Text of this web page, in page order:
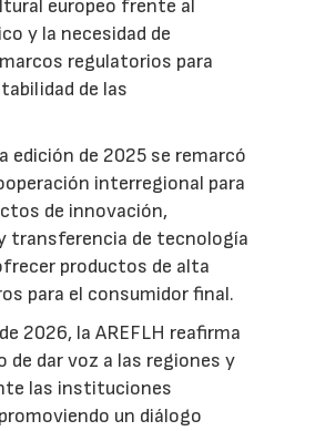
europeo frente al
y la necesidad de
regulatorios para
de las
edición de 2025 se remarcó
interregional para
de innovación,
transferencia de tecnología
productos de alta
para el consumidor final.
2026, la AREFLH reafirma
de dar voz a las regiones y
las instituciones
un diálogo